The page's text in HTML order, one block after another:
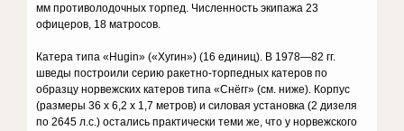
мм противолодочных торпед. Численность экипажа 23
офицеров, 18 матросов.
Катера типа «Hugin» («Хугин») (16 единиц). В 1978—82 гг.
шведы построили серию ракетно-торпедных катеров по
образцу норвежских катеров типа «Снёгг» (см. ниже). Корпус
(размеры 36 х 6,2 х 1,7 метров) и силовая установка (2 дизеля
по 2645 л.с.) остались практически теми же, что у норвежского